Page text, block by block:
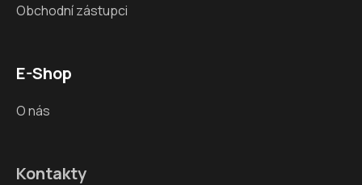
Obchodní zástupci
E-Shop
O nás
Kontakty